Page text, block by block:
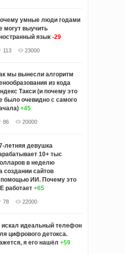
умные люди годами
могут выучить
язык -29
113 23000
мы вынесли алгоритм
из кода
Такси (и почему это
было очевидно с самого
+45
86 20000
летняя девушка
10+ тыс
в неделю
создании сайтов
помощью ИИ. Почему это
работает +65
78 22000
искал идеальный телефон
цифрового детокса.
я его нашёл +59